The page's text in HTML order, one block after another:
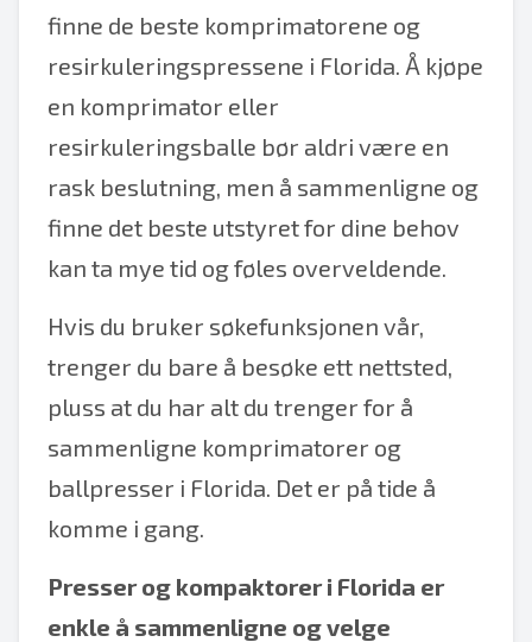
finne de beste komprimatorene og
resirkuleringspressene i Florida. Å kjøpe
en komprimator eller
resirkuleringsballe bør aldri være en
rask beslutning, men å sammenligne og
finne det beste utstyret for dine behov
kan ta mye tid og føles overveldende.
Hvis du bruker søkefunksjonen vår,
trenger du bare å besøke ett nettsted,
pluss at du har alt du trenger for å
sammenligne komprimatorer og
ballpresser i Florida. Det er på tide å
komme i gang.
Presser og kompaktorer i Florida er
enkle å sammenligne og velge